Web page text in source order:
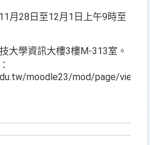
月28日至12月1日上午9時至
大學資訊大樓3樓M-313室。
moodle23/mod/page/